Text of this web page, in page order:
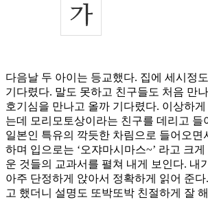
다음날 두 아이는 등교했다. 집에 세시정
기다렸다. 말도 못하고 친구들도 처음 만
호기심을 만나고 올까 기다렸다. 이상하
는데 모리모토상이라는 친구를 데리고 들
일본인 특유의 깍듯한 차림으로 들어오면
하며 입으로는 ‘오쟈마시마스~’ 라고 크
운 것들의 교과서를 펼쳐 내게 보인다. 내
아주 단정하게 앉아서 정확하게 읽어 준
고 했더니 설명도 또박또박 친절하게 잘